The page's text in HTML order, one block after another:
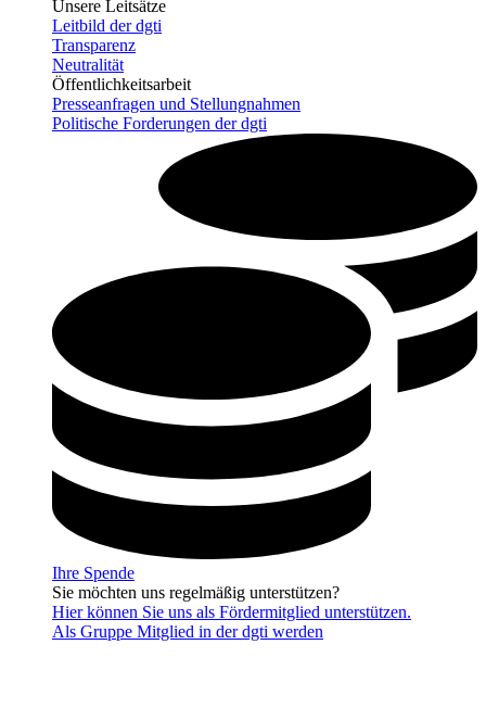
Unsere Leitsätze
Leitbild der dgti
Transparenz
Neutralität
Öffentlichkeitsarbeit
Presseanfragen und Stellungnahmen
Politische Forderungen der dgti
Ihre Spende
Sie möchten uns regelmäßig unterstützen?
Hier können Sie uns als Fördermitglied unterstützen.
Als Gruppe Mitglied in der dgti werden